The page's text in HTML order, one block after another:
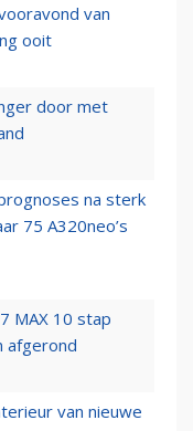
van
ooit
door met
na sterk
75 A320neo’s
MAX 10 stap
afgerond
van nieuwe